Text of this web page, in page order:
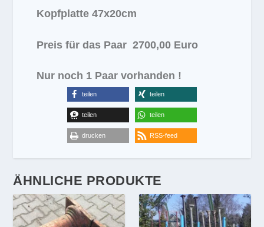
Kopfplatte 47x20cm
Preis für das Paar 2700,00 Euro
Nur noch 1 Paar vorhanden !
teilen teilen
teilen teilen
drucken RSS-feed
ÄHNLICHE PRODUKTE